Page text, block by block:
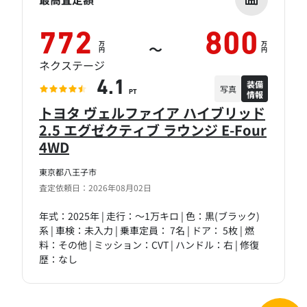
東京都八王子市
査定依頼日：2026年08月02日
トヨタ ヴェルファイア ハイブリッド
2.5 エグゼクティブ ラウンジ E-Four
4WD
年式：2025年 | 走行：～1万キロ | 色：黒(ブラック)
系 | 車検：未入力 | 乗車定員： 7名 | ドア： 5枚 | 燃
料：その他 | ミッション：CVT | ハンドル：右 | 修復
歴：なし
772 万
円 ～ 800 万
円
ネクステージ
4.1 PT 写真
装備
情報